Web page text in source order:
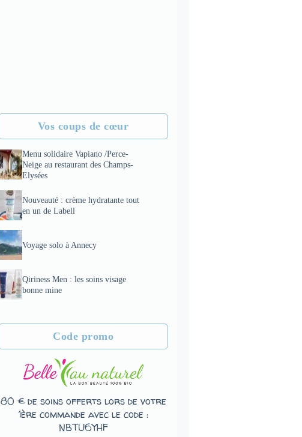
Vos coups de cœur
Menu solidaire Vapiano /Perce-
Neige au restaurant des Champs-
Elysées
Nouveauté : crème hydratante tout
en un de Labell
Voyage solo à Annecy
Qiriness Men : les soins visage
bonne mine
Code promo
80 € de soins offerts lors de votre
1ère commande avec le code :
NBTU6YHF